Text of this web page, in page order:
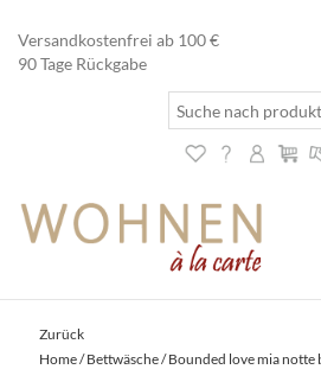
Versandkostenfrei ab 100 €
90 Tage Rückgabe
Zurück
Home/Bettwäsche/ Bounded love mia notte